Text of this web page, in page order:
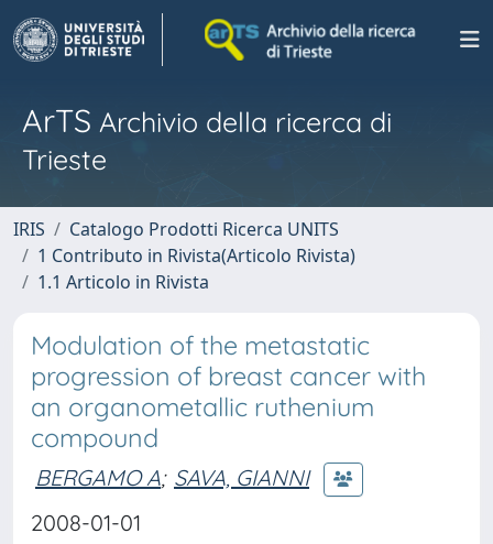
ArTS Archivio della ricerca di
Trieste
IRIS
Catalogo Prodotti Ricerca UNITS
1 Contributo in Rivista(Articolo Rivista)
1.1 Articolo in Rivista
Modulation of the metastatic
progression of breast cancer with
an organometallic ruthenium
compound
BERGAMO A; SAVA, GIANNI
2008-01-01